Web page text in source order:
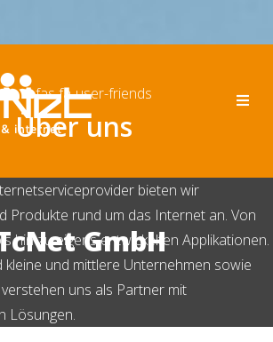
fas fa-user-friends
Über uns
GmbH
bieten wir
Produkte rund um das Internet an. Von
hin zu eigens entwickelten Applikationen.
kleine und mittlere Unternehmen sowie
uns als Partner mit
Lösungen.